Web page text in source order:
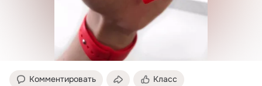
Комментировать Класс